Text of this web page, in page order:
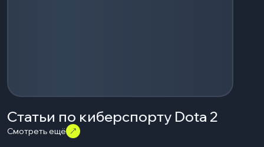
Статьи по киберспорту Dota 2
Смотреть ещё